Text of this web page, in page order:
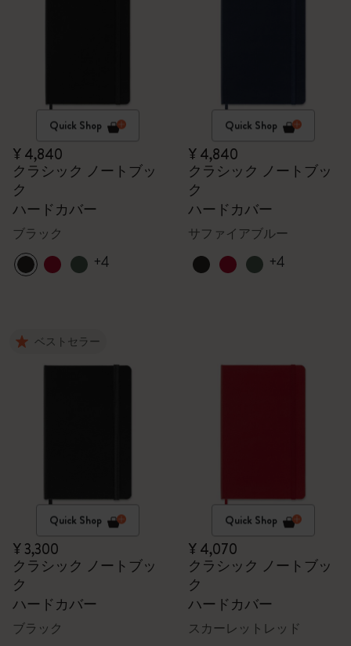
Quick Shop
¥ 4,840
クラシック ノートブッ
ク
ハードカバー
ブラック
+4
Quick Shop
¥ 4,840
クラシック ノートブッ
ク
ハードカバー
サファイアブルー
+4
ベストセラー
Quick Shop
¥ 3,300
クラシック ノートブッ
ク
ハードカバー
ブラック
Quick Shop
¥ 4,070
クラシック ノートブッ
ク
ハードカバー
スカーレットレッド